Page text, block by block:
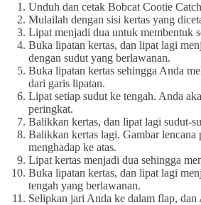
Unduh dan cetak Bobcat Cootie
Mulailah dengan sisi kertas yang
Lipat menjadi dua untuk membentuk
Buka lipatan kertas, dan lipat lagi
dengan sudut yang berlawanan.
Buka lipatan kertas sehingga Anda
dari garis lipatan.
Lipat setiap sudut ke tengah. Anda
peringkat.
Balikkan kertas, dan lipat lagi sudut-
Balikkan kertas lagi. Gambar lencana
menghadap ke atas.
Lipat kertas menjadi dua sehingga
Buka lipatan kertas, dan lipat lagi
tengah yang berlawanan.
Selipkan jari Anda ke dalam flap, dan